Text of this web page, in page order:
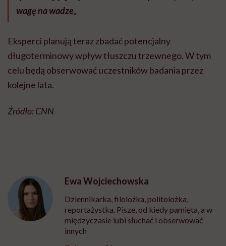
wagę na wadze„
Eksperci planują teraz zbadać potencjalny
długoterminowy wpływ tłuszczu trzewnego. W tym
celu będą obserwować uczestników badania przez
kolejne lata.
Źródło: CNN
Ewa Wojciechowska
Dziennikarka, filolożka, politolożka,
reportażystka. Pisze, od kiedy pamięta, a w
międzyczasie lubi słuchać i obserwować
innych